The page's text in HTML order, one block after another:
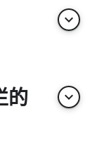
keyboard_arrow_down
的
keyboard_arrow_down